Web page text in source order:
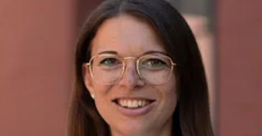
für Truck und Trailer (idem telematics). Die Technologien und
Dienstleistungen der BPW Gruppe ermöglichen wirtschaftliche
Produktionsabläufe bei den Herstellern und schaffen höchste
Transparenz in den Verlade- und Transportprozessen für ein
effizientes Flottenmanagement der Fahrzeugbetreiber. Weltweit
verfügt die inhabergeführte Unternehmensgruppe BPW über 70
Gesellschaften und beschäftigt rund 7.000 Mitarbeiter.
www.bpw.de